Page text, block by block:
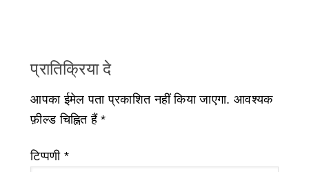
प्रातिक्रिया दे
आपका ईमेल पता प्रकाशित नहीं किया जाएगा. आवश्यक
फ़ील्ड चिह्नित हैं*
टिप्पणी *